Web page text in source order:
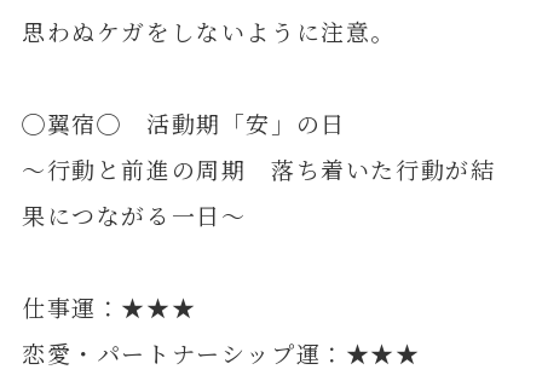
思わぬケガをしないように注意。
◯翼宿◯ 活動期「安」の日
～行動と前進の周期 落ち着いた行動が結
果につながる一日～
仕事運：★★★
恋愛・パートナーシップ運：★★★